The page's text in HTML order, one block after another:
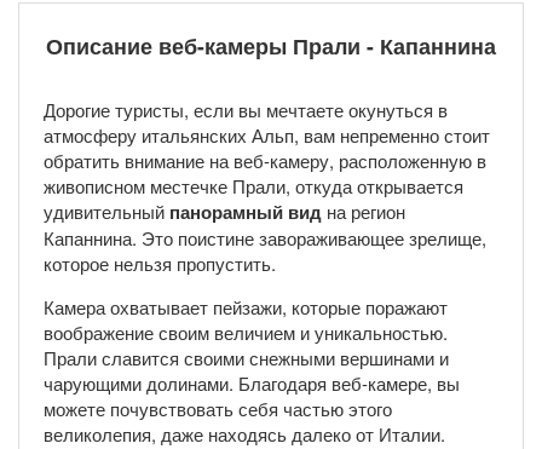
Описание веб-камеры Прали - Капаннина
Дорогие туристы, если вы мечтаете окунуться в
атмосферу итальянских Альп, вам непременно стоит
обратить внимание на веб-камеру, расположенную в
живописном местечке Прали, откуда открывается
удивительный панорамный вид на регион
Капаннина. Это поистине завораживающее зрелище,
которое нельзя пропустить.
Камера охватывает пейзажи, которые поражают
воображение своим величием и уникальностью.
Прали славится своими снежными вершинами и
чарующими долинами. Благодаря веб-камере, вы
можете почувствовать себя частью этого
великолепия, даже находясь далеко от Италии.